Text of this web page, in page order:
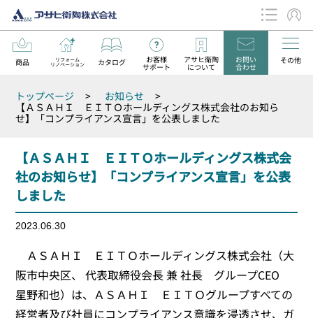
商品 リフォーム
リノベーション カタログ お客様
サポート
アサヒ衛陶
について
お問い
合わせ
その他
お知らせ
トップページ > お知らせ
>
【ＡＳＡＨＩ ＥＩＴＯホールディングス株式会社のお知ら
せ】「コンプライアンス宣言」を公表しました
【ＡＳＡＨＩ ＥＩＴＯホールディングス株式会
社のお知らせ】「コンプライアンス宣言」を公表
しました
2023.06.30
ＡＳＡＨＩ ＥＩＴＯホールディングス株式会社（大
阪市中央区、 代表取締役会長 兼 社長 グループCEO
星野和也）は、ＡＳＡＨＩ ＥＩＴＯグループすべての
経営者及び社員にコンプライアンス意識を浸透させ、ガ